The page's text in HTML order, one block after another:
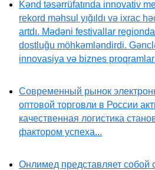
Kənd təsərrüfatında innovativ
rekord məhsul yığıldı və ixrac
artdı. Mədəni festivallar
dostluğu möhkəmləndirdi.
innovasiya və biznes
Современный рынок
оптовой торговли в России
качественная логистика
фактором успеха...
Онлимед представляет собой